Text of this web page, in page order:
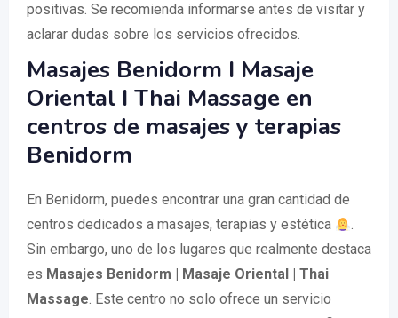
positivas. Se recomienda informarse antes de visitar y
aclarar dudas sobre los servicios ofrecidos.
Masajes Benidorm I Masaje
Oriental I Thai Massage en
centros de masajes y terapias
Benidorm
En Benidorm, puedes encontrar una gran cantidad de
centros dedicados a masajes, terapias y estética
.
Sin embargo, uno de los lugares que realmente destaca
es Masajes Benidorm | Masaje Oriental | Thai
Massage. Este centro no solo ofrece un servicio